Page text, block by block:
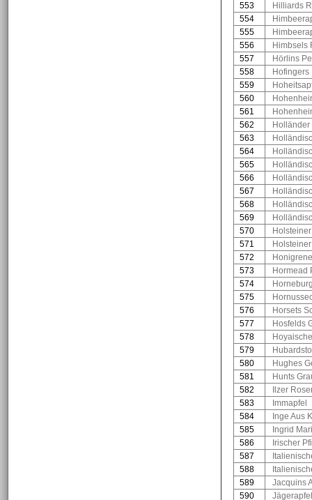
553
Hilliards
554
555
556
Himbsels
557
Hörlins
558
559
560
561
562
563
564
565
566
567
568
569
570
571
572
573
Hormead
574
575
576
Horsets
577
Hosfelds
578
579
580
Hughes
581
Hunts
582
Ilzer
583
Immapfel
584
Inge Aus
585
Ingrid
586
Irischer
587
588
589
Jacquins
590
Jägerapfel